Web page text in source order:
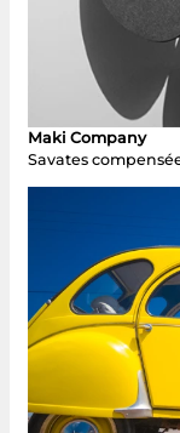
Maki Company
Savates